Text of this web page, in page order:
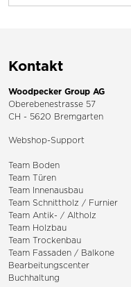
Kontakt
Woodpecker Group AG
Oberebenestrasse 57
CH - 5620 Bremgarten
Webshop-Support
Team Boden
Team Türen
Team Innenausbau
Team Schnittholz / Furnier
Team Antik- / Altholz
Team Holzbau
Team Trockenbau
Team Fassaden / Balkone
Bearbeitungscenter
Buchhaltung